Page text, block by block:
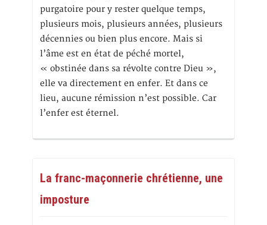
purgatoire pour y rester quelque temps,
plusieurs mois, plusieurs années, plusieurs
décennies ou bien plus encore. Mais si
l’âme est en état de péché mortel,
« obstinée dans sa révolte contre Dieu »,
elle va directement en enfer. Et dans ce
lieu, aucune rémission n’est possible. Car
l’enfer est éternel.
La franc-maçonnerie chrétienne, une
imposture